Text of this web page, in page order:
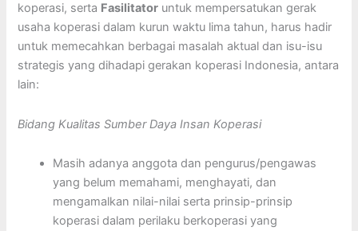
koperasi, serta Fasilitator untuk mempersatukan gerak
usaha koperasi dalam kurun waktu lima tahun, harus hadir
untuk memecahkan berbagai masalah aktual dan isu-isu
strategis yang dihadapi gerakan koperasi Indonesia, antara
lain:
Bidang Kualitas Sumber Daya Insan Koperasi
Masih adanya anggota dan pengurus/pengawas
yang belum memahami, menghayati, dan
mengamalkan nilai-nilai serta prinsip-prinsip
koperasi dalam perilaku berkoperasi yang